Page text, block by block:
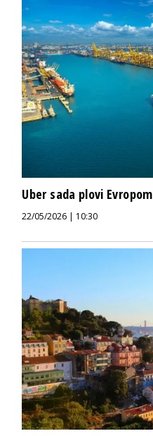
Uber sada plovi Evropom
22/05/2026 | 10:30